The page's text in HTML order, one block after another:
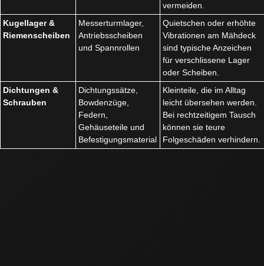
vermeiden.
Kugellager &
Riemenscheiben
Messerturmlager,
Antriebsscheiben
und Spannrollen
Quietschen oder erhöhte
Vibrationen am Mähdeck
sind typische Anzeichen
für verschlissene Lager
oder Scheiben.
Dichtungen &
Schrauben
Dichtungssätze,
Bowdenzüge,
Federn,
Gehäuseteile und
Befestigungsmaterial
Kleinteile, die im Alltag
leicht übersehen werden.
Bei rechtzeitigem Tausch
können sie teure
Folgeschäden verhindern.